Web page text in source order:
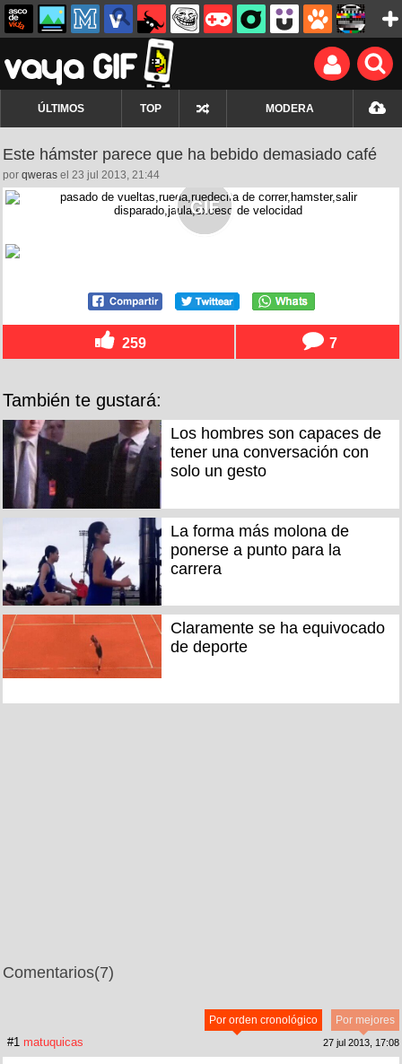
ÚLTIMOS TOP MODERA
Este hámster parece que ha bebido demasiado café
por qweras el 23 jul 2013, 21:44
259 7
También te gustará:
Los hombres son capaces de
tener una conversación con
solo un gesto
La forma más molona de
ponerse a punto para la
carrera
Claramente se ha equivocado
de deporte
Comentarios(7)
Por mejores
Por orden cronológico
#1 matuquicas 27 jul 2013, 17:08